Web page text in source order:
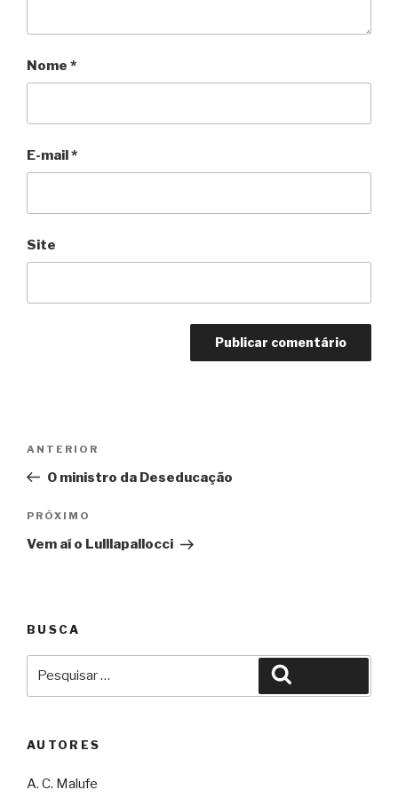
Nome *
E-mail*
Site
Post
Anterior
ANTERIOR
O ministro da Deseducação
Próximo
PRÓXIMO
Vem aí o Lulllapallocci
BUSCA
AUTORES
A. C. Malufe